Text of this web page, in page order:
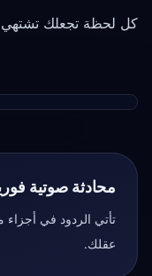
كل لحظة تجعلك تشتهي
محادثة صوتية
تأتي الردود في
عقلك.